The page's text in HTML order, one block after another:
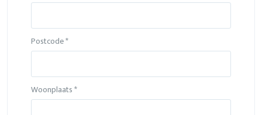
Postcode *
Woonplaats *